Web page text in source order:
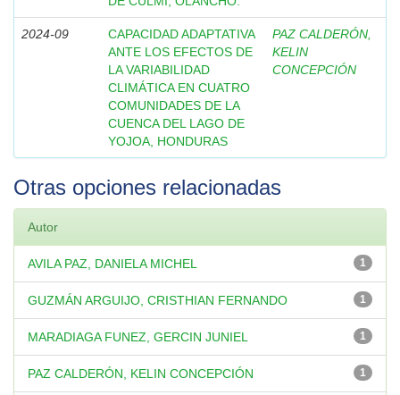
2024-09
CAPACIDAD ADAPTATIVA
ANTE LOS EFECTOS DE
LA VARIABILIDAD
CLIMÁTICA EN CUATRO
COMUNIDADES DE LA
CUENCA DEL LAGO DE
YOJOA, HONDURAS
PAZ CALDERÓN,
KELIN
CONCEPCIÓN
Otras opciones relacionadas
Autor
1
AVILA PAZ, DANIELA MICHEL
1
GUZMÁN ARGUIJO, CRISTHIAN FERNANDO
1
MARADIAGA FUNEZ, GERCIN JUNIEL
1
PAZ CALDERÓN, KELIN CONCEPCIÓN